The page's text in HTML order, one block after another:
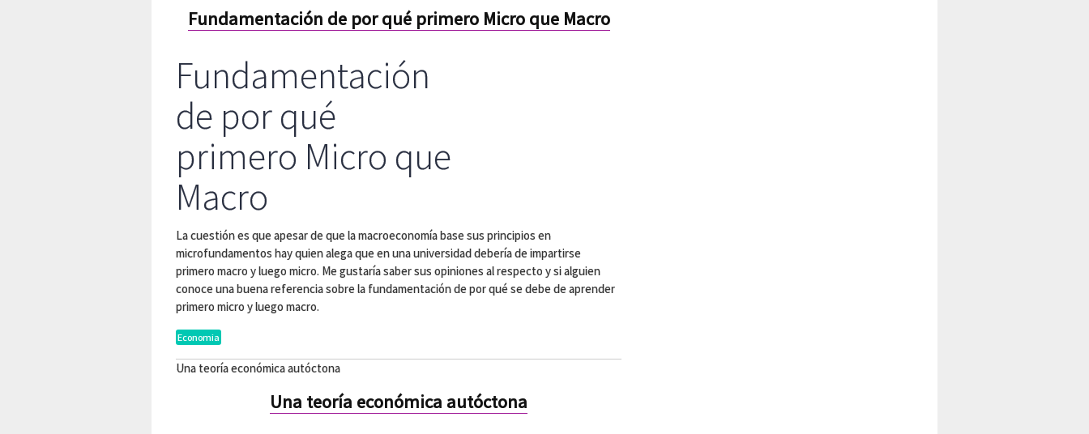
Fundamentación de por qué primero Micro que Macro
Fundamentación
de por qué
primero Micro que
Macro
La cuestión es que apesar de que la macroeconomía base sus principios en
microfundamentos hay quien alega que en una universidad debería de impartirse
primero macro y luego micro. Me gustaría saber sus opiniones al respecto y si alguien
conoce una buena referencia sobre la fundamentación de por qué se debe de aprender
primero micro y luego macro.
Economia
Una teoría económica autóctona
Una teoría económica autóctona